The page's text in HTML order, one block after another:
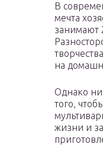
В
мечта
занимают
на
Однако
того,
жизни и